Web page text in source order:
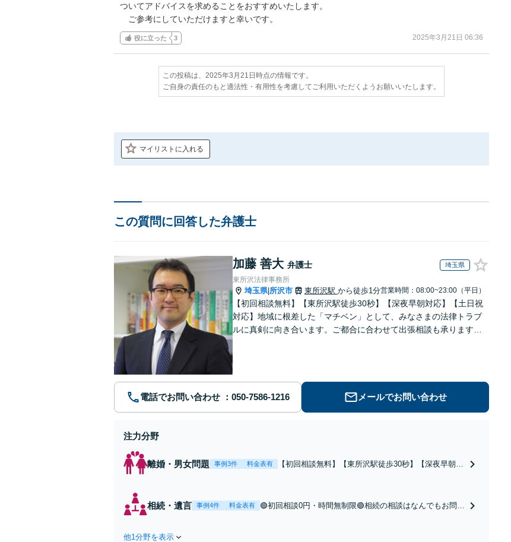
ついてアドバイスを求めることをおすすめいたします。
ご参考にしていただけますと幸いです。
役に立った 3 2025年3月21日 06:36
この投稿は、2025年3月21日時点の情報です。
ご自身の責任のもと適法性・有用性を考慮してご利用いただくようお願いいたします。
マイリストに入れる
この質問に回答した弁護士
加藤 善大 弁護士 埼玉県
東所沢法律事務所
埼玉県| 所沢市 東所沢駅 から徒歩1分営業時間：08:00~23:00（平日）
【初回相談無料】【東所沢駅徒歩30秒】【深夜早朝対応】【土日祝
対応】地域に根差した「マチベン」として、みなさまの法律トラブ
ルに真剣に向き合います。ご都合に合わせて出張相談も承ります。
電話でお問い合わせ メールでお問い合わせ
注力分野
離婚・男女問題 事例3件 料金表有
【初回相談無料】【東所沢駅徒歩30秒】【深夜早朝対
尽くします。
相続・遺言 事例4件 料金表有
🟢初回相談0円・時間無制限🟢相続の相談はなんでもお問合
他1分野を表示